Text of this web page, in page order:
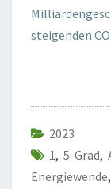
steigenden
2023
1, 5-Grad,
Energiewende,